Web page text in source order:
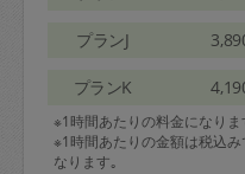
プランJ
プランK
※1時間あたりの料金になりま
※1時間あたりの金額は税込
なります｡